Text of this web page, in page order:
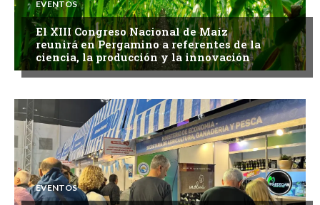
EVENTOS
El XIII Congreso Nacional de Maíz
reunirá en Pergamino a referentes de la
ciencia, la producción y la innovación
EVENTOS